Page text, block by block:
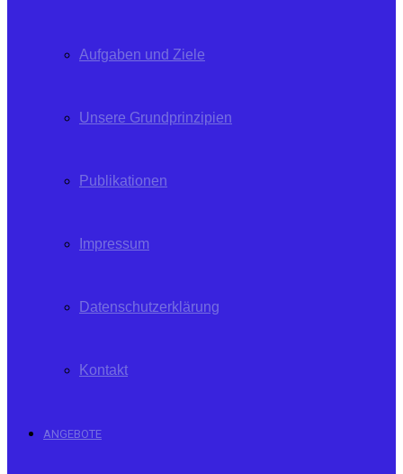
Aufgaben und Ziele
Unsere Grundprinzipien
Publikationen
Impressum
Datenschutzerklärung
Kontakt
ANGEBOTE